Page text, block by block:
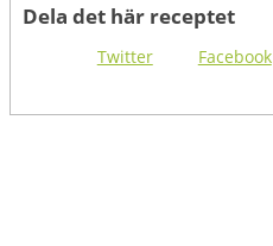
Dela det här receptet
Twitter Facebook